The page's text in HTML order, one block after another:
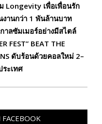
Longevity เพื่อเพื่อนรัก
านกว่า 1 พันล้านบาท
าลซัมเมอร์อย่างมีสไตล์
FEST” BEAT THE
ดับร้อนด้วยคอลใหม่ 2–
ะเทศ